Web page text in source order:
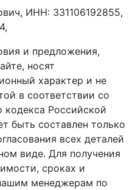
ИНН: 331106192855,
и предложения,
носят
характер и не
в соответствии со
кодекса Российской
быть составлен только
всех деталей
виде. Для получения
сроках и
менеджерам по